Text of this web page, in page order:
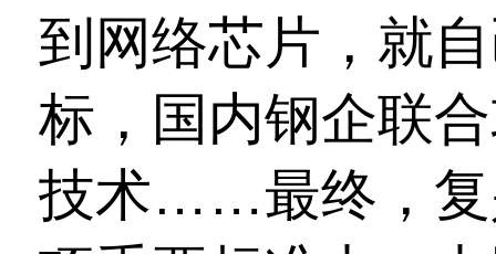
到网络芯片，就
标，国内钢企联
技术……最终，复